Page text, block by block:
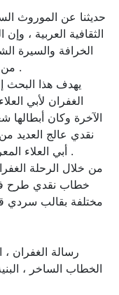
حديثنا عن الموروث
الثقافية العربية ،
الخرافة والسيرة
من
يهدف هذا البحث
الغفران لأبي
الآخرة وكان
نقدي عالج العديد من
أبي العلاء
من خلال الرحلة
خطاب نقدي طرح
مختلفة بقالب سردي
رسالة الغفران
الخطاب الساخر ،